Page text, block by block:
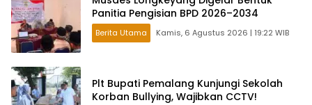
Panitia Pengisian BPD 2026–2034
Berita Utama Kamis, 6 Agustus 2026 | 19:22 WIB
Plt Bupati Pemalang Kunjungi Sekolah
Korban Bullying, Wajibkan CCTV!